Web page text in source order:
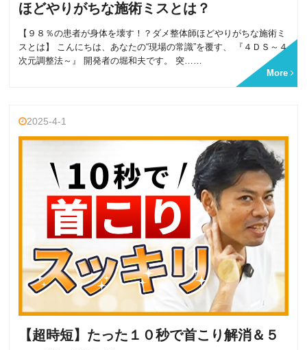
ほどやりがちな施術ミスとは？
【９８％の患者が身体を壊す！？ダメ整体師ほどやりがちな施術ミ
スとは】 こんにちは、あなたの“現場の常識”を覆す、 『４ＤＳ～４
次元調整法～』 開発者の堀和夫です。 突……
More
2025-4-1
【超時短】たった１０秒で首こり解消＆５